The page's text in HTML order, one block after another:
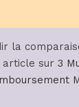
la
sur 3